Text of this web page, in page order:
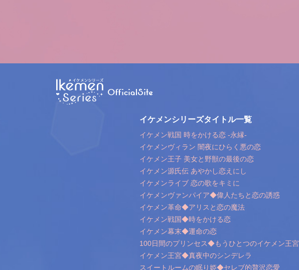
イケメンシリーズタイトル一覧
イケメン戦国 時をかける恋 -永縁-
イケメンヴィラン 闇夜にひらく悪の恋
イケメン王子 美女と野獣の最後の恋
イケメン源氏伝 あやかし恋えにし
イケメンライブ 恋の歌をキミに
イケメンヴァンパイア◆偉人たちと恋の誘惑
イケメン革命◆アリスと恋の魔法
イケメン戦国◆時をかける恋
イケメン幕末◆運命の恋
100日間のプリンセス◆もうひとつのイケメン王宮
イケメン王宮◆真夜中のシンデレラ
スイートルームの眠り姫◆セレブ的贅沢恋愛